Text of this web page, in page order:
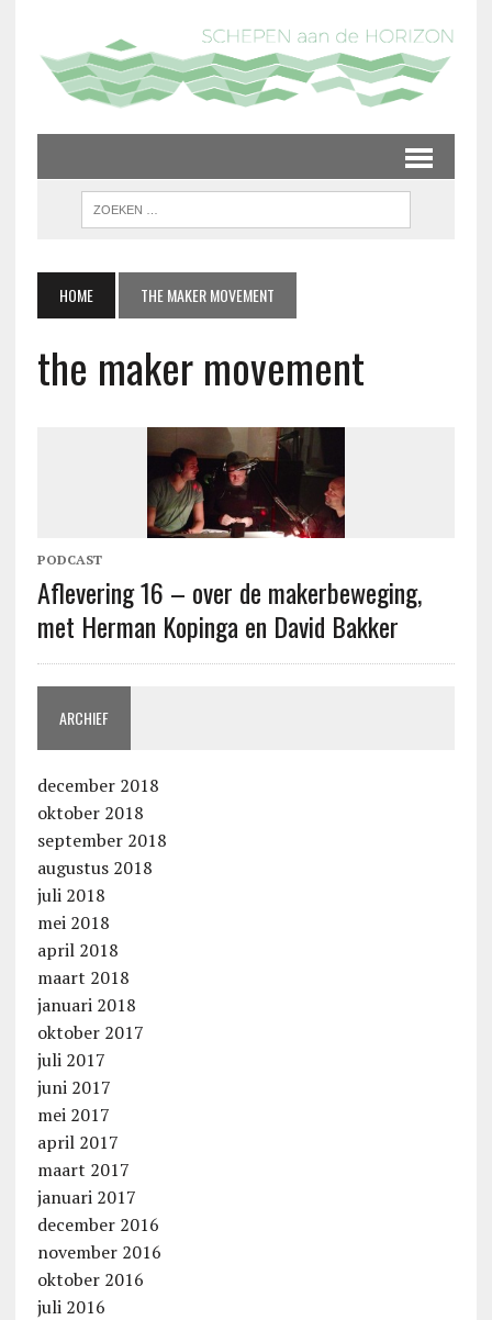
HOME THE MAKER MOVEMENT
the maker movement
PODCAST
Aflevering 16 – over de makerbeweging,
met Herman Kopinga en David Bakker
ARCHIEF
december 2018
oktober 2018
september 2018
augustus 2018
juli 2018
mei 2018
april 2018
maart 2018
januari 2018
oktober 2017
juli 2017
juni 2017
mei 2017
april 2017
maart 2017
januari 2017
december 2016
november 2016
oktober 2016
juli 2016